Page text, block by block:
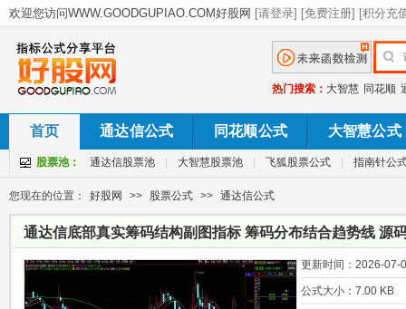
热门搜索： 大智慧 同花顺
首页 通达信公式 同花顺公式 大智慧公式
股票池： 通达信股票池 大智慧股票池 飞狐股票公式 指南针公
您现在的位置： 好股网 >> 股票公式 >> 通达信公式
通达信底部真实筹码结构副图指标 筹码分布结合趋势线 源
更新时间： 2026-07-
公式大小： 7.00 KB